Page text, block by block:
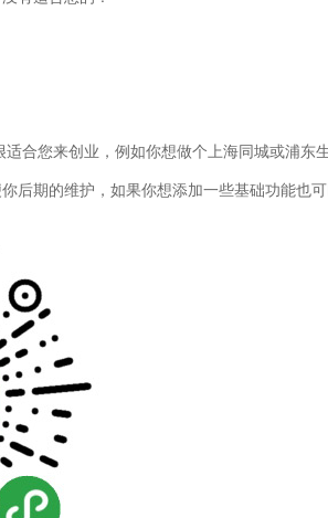
适合您来创业，例如你想做个上海同城或浦
后期的维护，如果你想添加一些基础功能也